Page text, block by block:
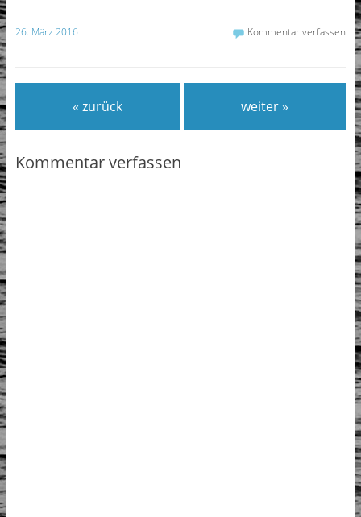
26. März 2016 Kommentar verfassen
« zurück weiter »
Kommentar verfassen